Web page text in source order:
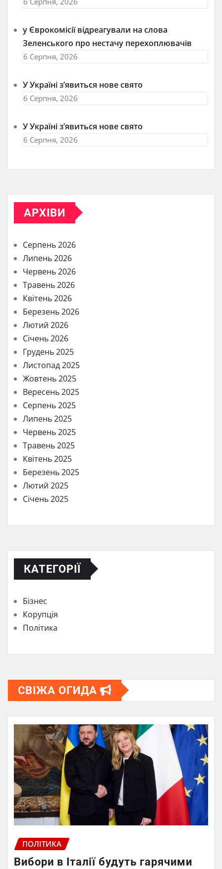
у Єврокомісії відреагували на слова
Зеленського про нестачу перехоплювачів
6 Серпня, 2026
У Україні з’явиться нове свято
6 Серпня, 2026
У Україні з’явиться нове свято
6 Серпня, 2026
АРХІВИ
Серпень 2026
Липень 2026
Червень 2026
Травень 2026
Квітень 2026
Березень 2026
Лютий 2026
Січень 2026
Грудень 2025
Листопад 2025
Жовтень 2025
Вересень 2025
Серпень 2025
Липень 2025
Червень 2025
Травень 2025
Квітень 2025
Березень 2025
Лютий 2025
Січень 2025
КАТЕГОРІЇ
Бізнес
Корупція
Політика
СВІЖА ОГИДА
ПОЛІТИКА
Вибори в Італії будуть гарячими